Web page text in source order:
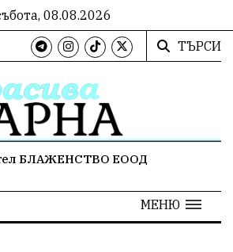
08.08.2026
ТЪРСИ
БЛАЖЕНСТВО ЕООД
МЕНЮ